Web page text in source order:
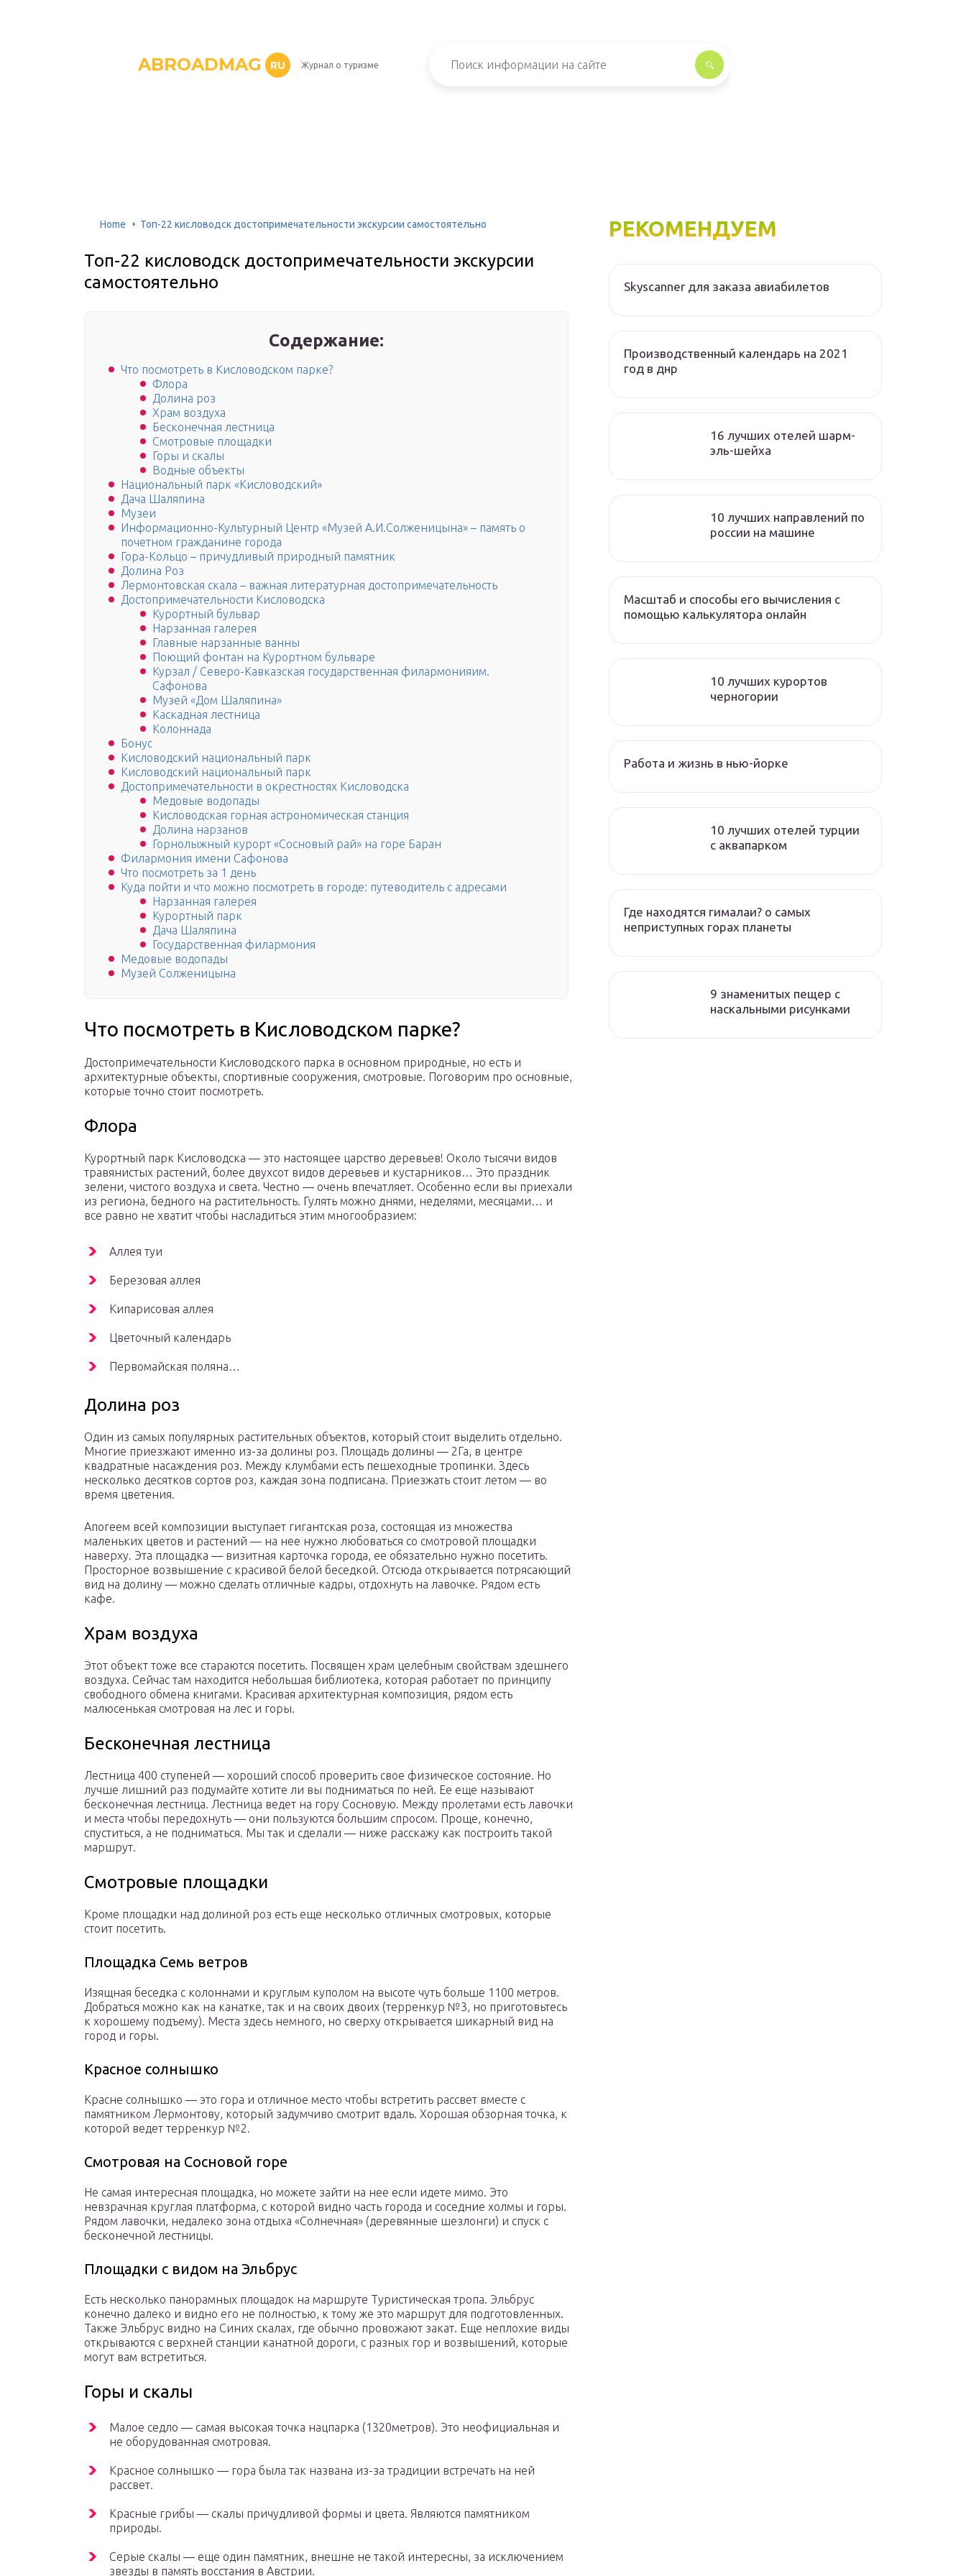
ABROADMAG RU Журнал о туризме
Home Топ-22 кисловодск достопримечательности экскурсии самостоятельно
Топ-22 кисловодск достопримечательности экскурсии
самостоятельно
Содержание:
Что посмотреть в Кисловодском парке?
Флора
Долина роз
Храм воздуха
Бесконечная лестница
Смотровые площадки
Горы и скалы
Водные объекты
Национальный парк «Кисловодский»
Дача Шаляпина
Музеи
Информационно-Культурный Центр «Музей А.И.Солженицына» – память о
почетном гражданине города
Гора-Кольцо – причудливый природный памятник
Долина Роз
Лермонтовская скала – важная литературная достопримечательность
Достопримечательности Кисловодска
Курортный бульвар
Нарзанная галерея
Главные нарзанные ванны
Поющий фонтан на Курортном бульваре
Курзал / Северо-Кавказская государственная филармонияим.
Сафонова
Музей «Дом Шаляпина»
Каскадная лестница
Колоннада
Бонус
Кисловодский национальный парк
Кисловодский национальный парк
Достопримечательности в окрестностях Кисловодска
Медовые водопады
Кисловодская горная астрономическая станция
Долина нарзанов
Горнолыжный курорт «Сосновый рай» на горе Баран
Филармония имени Сафонова
Что посмотреть за 1 день
Куда пойти и что можно посмотреть в городе: путеводитель с адресами
Нарзанная галерея
Курортный парк
Дача Шаляпина
Государственная филармония
Медовые водопады
Музей Солженицына
Что посмотреть в Кисловодском парке?
Достопримечательности Кисловодского парка в основном природные, но есть и
архитектурные объекты, спортивные сооружения, смотровые. Поговорим про основные,
которые точно стоит посмотреть.
Флора
Курортный парк Кисловодска — это настоящее царство деревьев! Около тысячи видов
травянистых растений, более двухсот видов деревьев и кустарников… Это праздник
зелени, чистого воздуха и света. Честно — очень впечатляет. Особенно если вы приехали
из региона, бедного на растительность. Гулять можно днями, неделями, месяцами… и
все равно не хватит чтобы насладиться этим многообразием:
Аллея туи
Березовая аллея
Кипарисовая аллея
Цветочный календарь
Первомайская поляна…
Долина роз
Один из самых популярных растительных объектов, который стоит выделить отдельно.
Многие приезжают именно из-за долины роз. Площадь долины — 2Га, в центре
квадратные насаждения роз. Между клумбами есть пешеходные тропинки. Здесь
несколько десятков сортов роз, каждая зона подписана. Приезжать стоит летом — во
время цветения.
Апогеем всей композиции выступает гигантская роза, состоящая из множества
маленьких цветов и растений — на нее нужно любоваться со смотровой площадки
наверху. Эта площадка — визитная карточка города, ее обязательно нужно посетить.
Просторное возвышение с красивой белой беседкой. Отсюда открывается потрясающий
вид на долину — можно сделать отличные кадры, отдохнуть на лавочке. Рядом есть
кафе.
Храм воздуха
Этот объект тоже все стараются посетить. Посвящен храм целебным свойствам здешнего
воздуха. Сейчас там находится небольшая библиотека, которая работает по принципу
свободного обмена книгами. Красивая архитектурная композиция, рядом есть
малюсенькая смотровая на лес и горы.
Бесконечная лестница
Лестница 400 ступеней — хороший способ проверить свое физическое состояние. Но
лучше лишний раз подумайте хотите ли вы подниматься по ней. Ее еще называют
бесконечная лестница. Лестница ведет на гору Сосновую. Между пролетами есть лавочки
и места чтобы передохнуть — они пользуются большим спросом. Проще, конечно,
спуститься, а не подниматься. Мы так и сделали — ниже расскажу как построить такой
маршрут.
Смотровые площадки
Кроме площадки над долиной роз есть еще несколько отличных смотровых, которые
стоит посетить.
Площадка Семь ветров
Изящная беседка с колоннами и круглым куполом на высоте чуть больше 1100 метров.
Добраться можно как на канатке, так и на своих двоих (терренкур №3, но приготовьтесь
к хорошему подъему). Места здесь немного, но сверху открывается шикарный вид на
город и горы.
Красное солнышко
Красне солнышко — это гора и отличное место чтобы встретить рассвет вместе с
памятником Лермонтову, который задумчиво смотрит вдаль. Хорошая обзорная точка, к
которой ведет терренкур №2.
Смотровая на Сосновой горе
Не самая интересная площадка, но можете зайти на нее если идете мимо. Это
невзрачная круглая платформа, с которой видно часть города и соседние холмы и горы.
Рядом лавочки, недалеко зона отдыха «Солнечная» (деревянные шезлонги) и спуск с
бесконечной лестницы.
Площадки с видом на Эльбрус
Есть несколько панорамных площадок на маршруте Туристическая тропа. Эльбрус
конечно далеко и видно его не полностью, к тому же это маршрут для подготовленных.
Также Эльбрус видно на Синих скалах, где обычно провожают закат. Еще неплохие виды
открываются с верхней станции канатной дороги, с разных гор и возвышений, которые
могут вам встретиться.
Горы и скалы
Малое седло — самая высокая точка нацпарка (1320метров). Это неофициальная и
не оборудованная смотровая.
Красное солнышко — гора была так названа из-за традиции встречать на ней
рассвет.
Красные грибы — скалы причудливой формы и цвета. Являются памятником
природы.
Серые скалы — еще один памятник, внешне не такой интересны, за исключением
звезды в память восстания в Австрии.
РЕКОМЕНДУЕМ
Skyscanner для заказа авиабилетов
Производственный календарь на 2021
год в днр
16 лучших отелей шарм-
эль-шейха
10 лучших направлений по
россии на машине
Масштаб и способы его вычисления с
помощью калькулятора онлайн
10 лучших курортов
черногории
Работа и жизнь в нью-йорке
10 лучших отелей турции
с аквапарком
Где находятся гималаи? о самых
неприступных горах планеты
9 знаменитых пещер с
наскальными рисунками